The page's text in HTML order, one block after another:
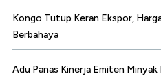
Kongo Tutup Keran Ekspor,
Berbahaya
Adu Panas Kinerja Emiten Minyak